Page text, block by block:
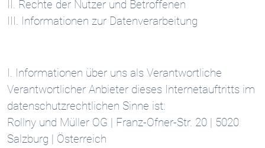
II. Rechte der Nutzer und Betroffenen
III. Informationen zur Datenverarbeitung
I. Informationen über uns als Verantwortliche
Verantwortlicher Anbieter dieses Internetauftritts im
datenschutzrechtlichen Sinne ist:
Rollny und Müller OG | Franz-Ofner-Str. 20 | 5020
Salzburg | Österreich